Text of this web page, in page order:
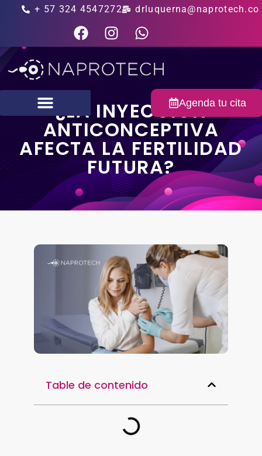
+ 57 324 4547272 drluquerna@naprotech.co
Agenda tu cita
¿LA INYECCIÓN
ANTICONCEPTIVA
AFECTA LA FERTILIDAD
FUTURA?
Table de contenido